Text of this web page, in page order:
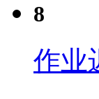
8
作业